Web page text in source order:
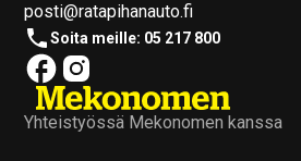
posti@ratapihanauto.fi
Soita meille: 05 217 800
Yhteistyössä Mekonomen kanssa